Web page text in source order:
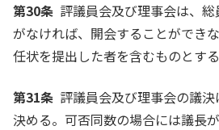
第30条 評議員会及び理事会は、
がなければ、開会することができ
任状を提出した者を含むものとする
第31条 評議員会及び理事会の議
決める。可否同数の場合には議長が